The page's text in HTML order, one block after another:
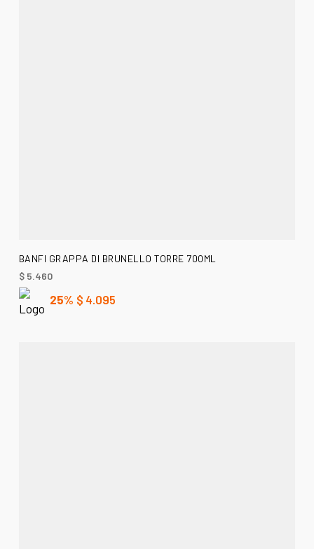
AÑADIR AL CARRITO
BANFI GRAPPA DI BRUNELLO TORRE 700ML
$5.460
25% $ 4.095